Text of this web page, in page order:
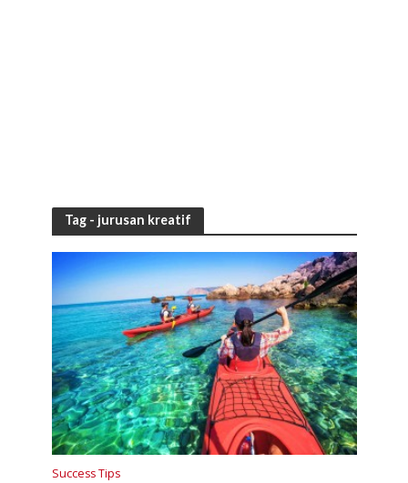
Tag - jurusan kreatif
Success Tips